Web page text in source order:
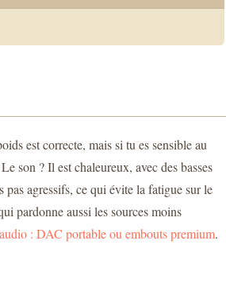
est correcte, mais si tu es sensible au
son ? Il est chaleureux, avec des basses
pas agressifs, ce qui évite la fatigue sur le
pardonne aussi les sources moins
: DAC portable ou embouts premium.